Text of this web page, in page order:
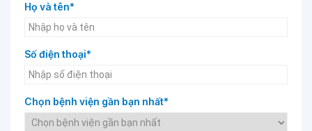
Họ và tên*
Số điện thoại*
Chọn bệnh viện gần bạn nhất*